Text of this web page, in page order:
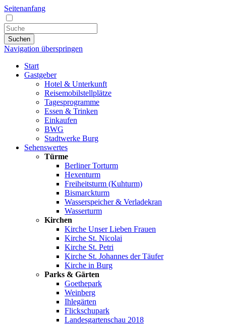
Seitenanfang
Suchen
Navigation überspringen
Start
Gastgeber
Hotel & Unterkunft
Reisemobilstellplätze
Tagesprogramme
Essen & Trinken
Einkaufen
BWG
Stadtwerke Burg
Sehenswertes
Türme
Berliner Torturm
Hexenturm
Freiheitsturm (Kuhturm)
Bismarckturm
Wasserspeicher & Verladekran
Wasserturm
Kirchen
Kirche Unser Lieben Frauen
Kirche St. Nicolai
Kirche St. Petri
Kirche St. Johannes der Täufer
Kirche in Burg
Parks & Gärten
Goethepark
Weinberg
Ihlegärten
Flickschupark
Landesgartenschau 2018